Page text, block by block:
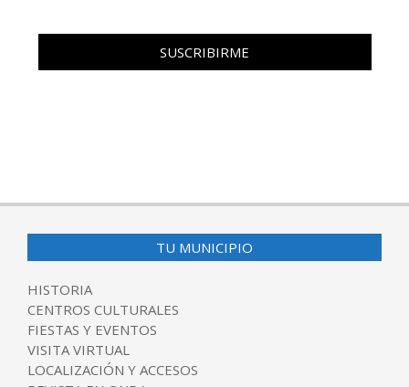
TU MUNICIPIO
HISTORIA
CENTROS CULTURALES
FIESTAS Y EVENTOS
VISITA VIRTUAL
LOCALIZACIÓN Y ACCESOS